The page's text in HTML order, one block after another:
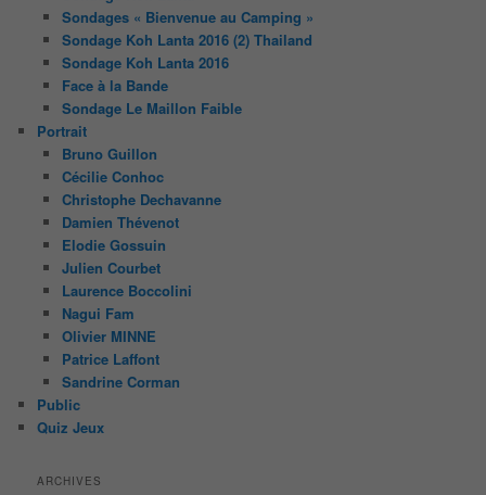
Sondages « Bienvenue au Camping »
Sondage Koh Lanta 2016 (2) Thailand
Sondage Koh Lanta 2016
Face à la Bande
Sondage Le Maillon Faible
Portrait
Bruno Guillon
Cécilie Conhoc
Christophe Dechavanne
Damien Thévenot
Elodie Gossuin
Julien Courbet
Laurence Boccolini
Nagui Fam
Olivier MINNE
Patrice Laffont
Sandrine Corman
Public
Quiz Jeux
ARCHIVES